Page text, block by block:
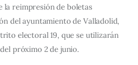
la reimpresión de boletas
del ayuntamiento de Valladolid,
electoral 19, que se utilizarán
próximo 2 de junio.